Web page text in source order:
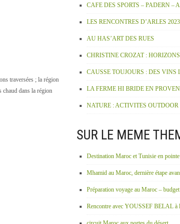
traversées ; la région
chaud dans la région
CAFE DES SPORTS – PADERN –
LES RENCONTRES D’ARLES 2023
AU HAS’ART DES RUES
CHRISTINE CROZAT :
CAUSSE TOUJOURS : DES
LA FERME HI BRIDE EN
NATURE : ACTIVITES OUTDOOR
SUR LE MEME
Destination Maroc et Tunisie en pointe
Mhamid au Maroc, dernière étape
Préparation voyage au Maroc –
Rencontre avec YOUSSEF BELAL à